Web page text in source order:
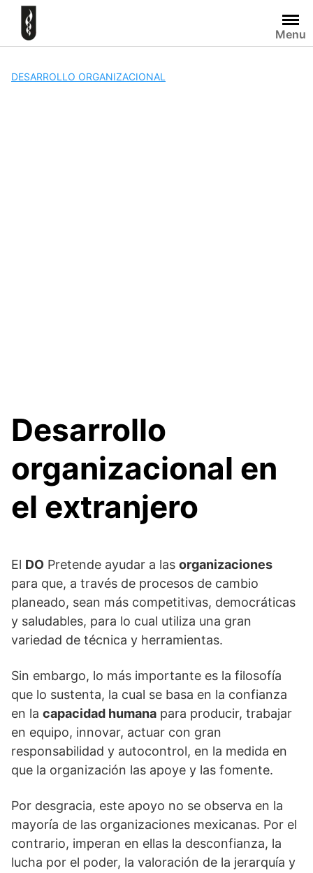
Skip
content
Menu
DESARROLLO ORGANIZACIONAL
Desarrollo
organizacional en
el extranjero
El DO Pretende ayudar a las organizaciones
para que, a través de procesos de cambio
planeado, sean más competitivas, democráticas
y saludables, para lo cual utiliza una gran
variedad de técnica y herramientas.
Sin embargo, lo más importante es la filosofía
que lo sustenta, la cual se basa en la confianza
en la capacidad humana para producir, trabajar
en equipo, innovar, actuar con gran
responsabilidad y autocontrol, en la medida en
que la organización las apoye y las fomente.
Por desgracia, este apoyo no se observa en la
mayoría de las organizaciones mexicanas. Por el
contrario, imperan en ellas la desconfianza, la
lucha por el poder, la valoración de la jerarquía y